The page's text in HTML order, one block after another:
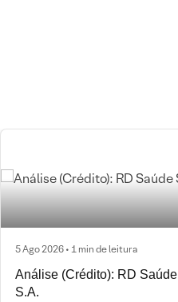
5 Ago 2026 • 1 min de leitura
Análise (Crédito): RD Saúde
S.A.